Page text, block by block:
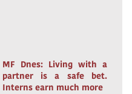
MF Dnes: Living with a
partner is a safe bet.
Interns earn much more